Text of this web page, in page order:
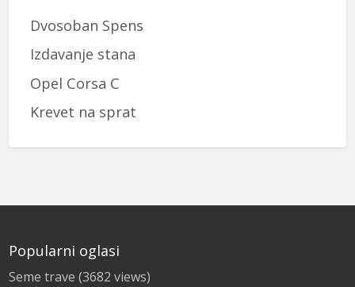
Dvosoban Spens
Izdavanje stana
Opel Corsa C
Krevet na sprat
Popularni oglasi
Seme trave (3682 views)